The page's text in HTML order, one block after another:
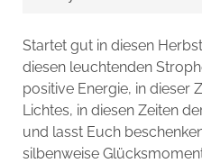
Startet gut in diesen
diesen leuchtenden
positive Energie, in dieser
Lichtes, in diesen Zeiten
und lasst Euch
silbenweise